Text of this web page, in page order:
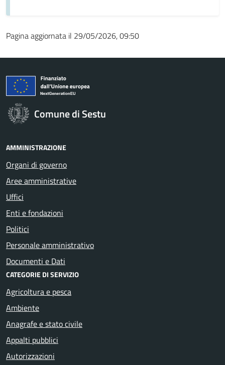
Pagina aggiornata il 29/05/2026, 09:50
Comune di Sestu
AMMINISTRAZIONE
Organi di governo
Aree amministrative
Uffici
Enti e fondazioni
Politici
Personale amministrativo
Documenti e Dati
CATEGORIE DI SERVIZIO
Agricoltura e pesca
Ambiente
Anagrafe e stato civile
Appalti pubblici
Autorizzazioni